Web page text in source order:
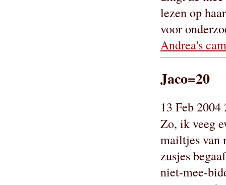
lezen op
voor
Andrea's
Jaco=20
13 Feb 2004
Zo, ik veeg
mailtjes van
zusjes
niet-mee-